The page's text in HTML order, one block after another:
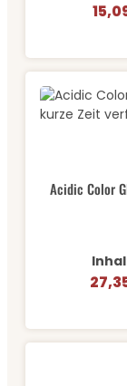
Acidic Color